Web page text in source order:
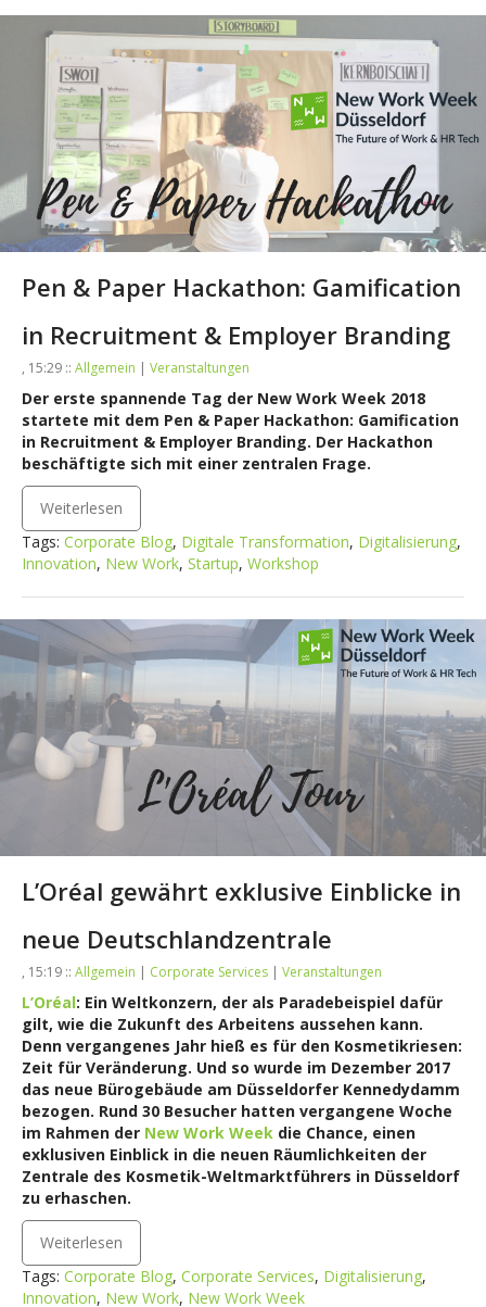
Pen & Paper Hackathon: Gamification
in Recruitment & Employer Branding
, 15:29 :: Allgemein | Veranstaltungen
Der erste spannende Tag der New Work Week 2018
startete mit dem Pen & Paper Hackathon: Gamification
in Recruitment & Employer Branding. Der Hackathon
beschäftigte sich mit einer zentralen Frage.
Weiterlesen
Tags: Corporate Blog, Digitale Transformation, Digitalisierung,
Innovation, New Work, Startup, Workshop
L’Oréal gewährt exklusive Einblicke in
neue Deutschlandzentrale
, 15:19 :: Allgemein | Corporate Services | Veranstaltungen
L’Oréal: Ein Weltkonzern, der als Paradebeispiel dafür
gilt, wie die Zukunft des Arbeitens aussehen kann.
Denn vergangenes Jahr hieß es für den Kosmetikriesen:
Zeit für Veränderung. Und so wurde im Dezember 2017
das neue Bürogebäude am Düsseldorfer Kennedydamm
bezogen. Rund 30 Besucher hatten vergangene Woche
im Rahmen der New Work Week die Chance, einen
exklusiven Einblick in die neuen Räumlichkeiten der
Zentrale des Kosmetik-Weltmarktführers in Düsseldorf
zu erhaschen.
Weiterlesen
Tags: Corporate Blog, Corporate Services, Digitalisierung,
Innovation, New Work, New Work Week